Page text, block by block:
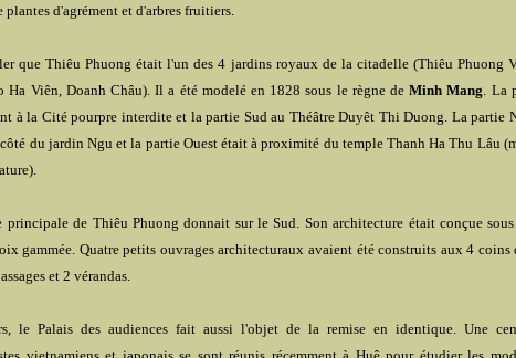
plantes d'agrément et d'arbres fruitiers.
que Thiêu Phuong était l'un des 4 jardins royaux de la citadelle (Thiêu Phuong
Ha Viên, Doanh Châu). Il a été modelé en 1828 sous le règne deMinh Mang. La
à la Cité pourpre interdite et la partie Sud au Théâtre Duyêt Thi Duong. La partie
du jardin Ngu et la partie Ouest était à proximité du temple Thanh Ha Thu Lâu
principale de Thiêu Phuong donnait sur le Sud. Son architecture était conçue
gammée. Quatre petits ouvrages architecturaux avaient été construits aux 4 coins
et 2 vérandas.
le Palais des audiences fait aussi l'objet de la remise en identique. Une